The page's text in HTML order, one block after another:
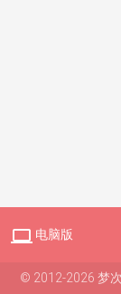
 电脑版
© 2012-2026 梦